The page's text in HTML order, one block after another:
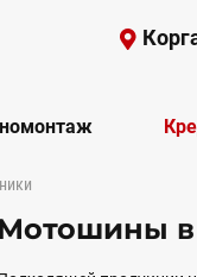
Мотошины в